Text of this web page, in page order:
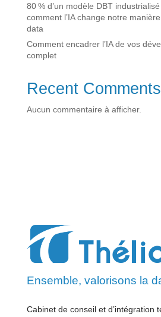
80 % d’un modèle DBT
comment l’IA change notre
data
Comment encadrer l’IA de vos
complet
Recent Comments
Aucun commentaire à afficher.
Ensemble, valorisons la
Cabinet de conseil et d’intégration